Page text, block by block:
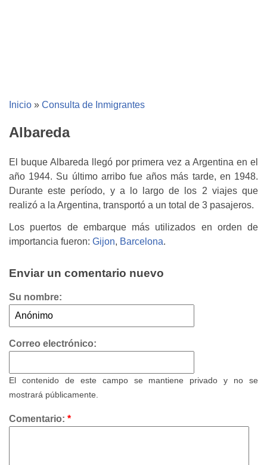
Inicio » Consulta de Inmigrantes
Albareda
El buque Albareda llegó por primera vez a Argentina en el
año 1944. Su último arribo fue años más tarde, en 1948.
Durante este período, y a lo largo de los 2 viajes que
realizó a la Argentina, transportó a un total de 3 pasajeros.
Los puertos de embarque más utilizados en orden de
importancia fueron: Gijon, Barcelona.
Enviar un comentario nuevo
Su nombre:
Correo electrónico:
El contenido de este campo se mantiene privado y no se
mostrará públicamente.
Comentario: *